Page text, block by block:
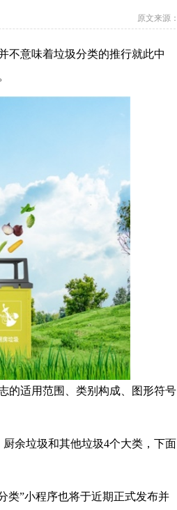
原文来源：
不意味着垃圾分类的推行就此中
的适用范围、类别构成、图形符号
余垃圾和其他垃圾4个大类，下面
类”小程序也将于近期正式发布并